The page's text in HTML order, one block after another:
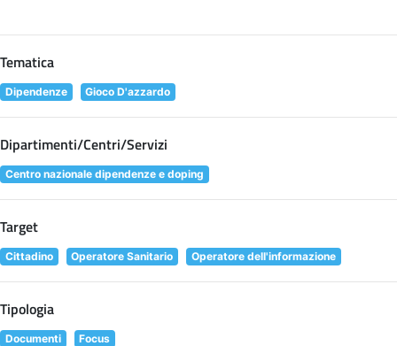
Tematica
Dipendenze Gioco D'azzardo
Dipartimenti/Centri/Servizi
Centro nazionale dipendenze e doping
Target
Cittadino Operatore Sanitario Operatore dell'informazione
Tipologia
Documenti Focus